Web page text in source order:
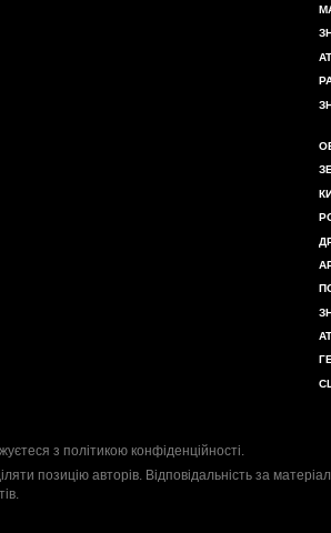
з політикою конфіденційності.
позицію авторів. Відповідальність за